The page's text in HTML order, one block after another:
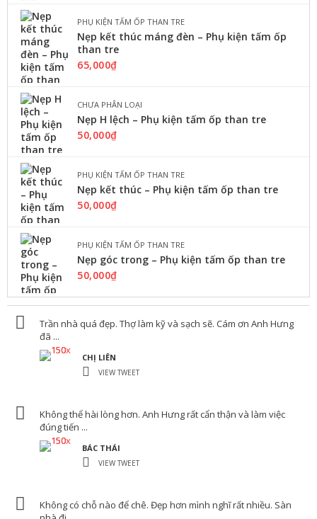
Tấm ốp nhựa Nano Hoàng Hải HH908
160,000₫
Tấm ốp tường pvc nano hay ...
807
160,000₫– 190,000₫
Tấm ốp tường pvc nano hay ...
LỰA CHỌN CÁC TÙY CHỌN
TẤM NHỰA GIẢ GỖ,TRẦN NHỰA NANO
Tấm ôp An Phúc W126
Kích thước : 10 * 300cm ...
TẤM NHỰA GIẢ GỖ
Tấm ốp nhựa Nano Hoàng Hải HH905
Tấm ốp tường pvc nano hay ...
PHỤ KIỆN TẤM ỐP THAN TRE
Nẹp kết thúc máng đèn – Phụ kiện tấm ốp
than tre
65,000₫
CHƯA PHÂN LOẠI
Nẹp H lệch – Phụ kiện tấm ốp than tre
50,000₫
PHỤ KIỆN TẤM ỐP THAN TRE
Nẹp kết thúc – Phụ kiện tấm ốp than tre
50,000₫
PHỤ KIỆN TẤM ỐP THAN TRE
Nẹp góc trong – Phụ kiện tấm ốp than tre
50,000₫
Trần nhà quá đẹp. Thợ làm kỹ và sạch sẽ. Cám ơn Anh Hưng
đã ...
CHỊ LIÊN
VIEW TWEET
Không thể hài lòng hơn. Anh Hưng rất cẩn thận và làm việc
đúng tiến ...
BÁC THÁI
VIEW TWEET
Không có chỗ nào để chê. Đẹp hơn mình nghĩ rất nhiều. Sàn